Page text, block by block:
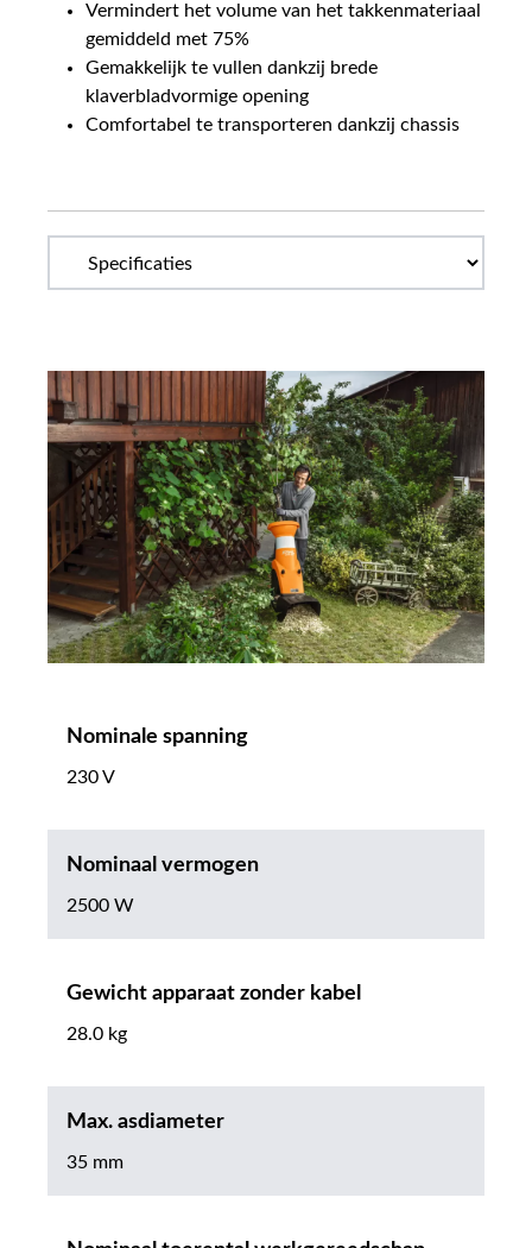
Vermindert het volume van het takkenmateriaal
gemiddeld met 75%
Gemakkelijk te vullen dankzij brede
klaverbladvormige opening
Comfortabel te transporteren dankzij chassis
Nominale spanning
230 V
Nominaal vermogen
2500 W
Gewicht apparaat zonder kabel
28.0 kg
Max. asdiameter
35 mm